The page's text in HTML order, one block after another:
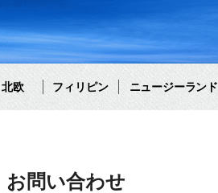
北欧 フィリピン ニュージーランド
お問い合わせ